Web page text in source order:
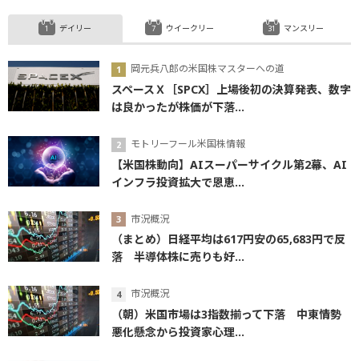
デイリー
岡元兵八郎の米国株マスターへの道
スペースＸ［SPCX］上場後初の決算発表、数字
は良かったが株価が下落...
モトリーフール米国株情報
【米国株動向】AIスーパーサイクル第2幕、AI
インフラ投資拡大で恩恵...
市況概況
（まとめ）日経平均は617円安の65,683円で反
落 半導体株に売りも好...
市況概況
（朝）米国市場は3指数揃って下落 中東情勢
悪化懸念から投資家心理...
ウイークリー マンスリー